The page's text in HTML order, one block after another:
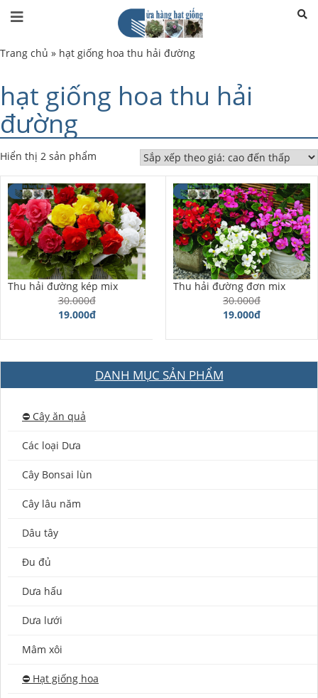
Trang chủ » hạt giống hoa thu hải đường
hạt giống hoa thu hải
đường
Hiển thị 2 sản phẩm
Thu hải đường kép mix
30.000đ
19.000đ
Thu hải đường đơn mix
30.000đ
19.000đ
DANH MỤC SẢN PHẨM
⛔️ Cây ăn quả
Các loại Dưa
Cây Bonsai lùn
Cây lâu năm
Dâu tây
Đu đủ
Dưa hấu
Dưa lưới
Mâm xôi
⛔️ Hạt giống hoa